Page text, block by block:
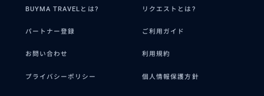
BUYMA TRAVELとは? リクエストとは?
パートナー登録 ご利用ガイド
お問い合わせ 利用規約
プライバシーポリシー 個人情報保護方針